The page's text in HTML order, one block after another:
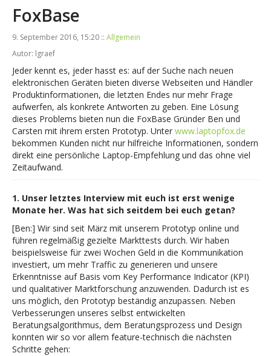
FoxBase
9. September 2016, 15:20 :: Allgemein
Autor: lgraef
Jeder kennt es, jeder hasst es: auf der Suche nach neuen
elektronischen Geräten bieten diverse Webseiten und Händler
Produktinformationen, die letzten Endes nur mehr Frage
aufwerfen, als konkrete Antworten zu geben. Eine Lösung
dieses Problems bieten nun die FoxBase Gründer Ben und
Carsten mit ihrem ersten Prototyp. Unter www.laptopfox.de
bekommen Kunden nicht nur hilfreiche Informationen, sondern
direkt eine persönliche Laptop-Empfehlung und das ohne viel
Zeitaufwand.
1. Unser letztes Interview mit euch ist erst wenige
Monate her. Was hat sich seitdem bei euch getan?
[Ben:] Wir sind seit März mit unserem Prototyp online und
führen regelmäßig gezielte Markttests durch. Wir haben
beispielsweise für zwei Wochen Geld in die Kommunikation
investiert, um mehr Traffic zu generieren und unsere
Erkenntnisse auf Basis vom Key Performance Indicator (KPI)
und qualitativer Marktforschung anzuwenden. Dadurch ist es
uns möglich, den Prototyp beständig anzupassen. Neben
Verbesserungen unseres selbst entwickelten
Beratungsalgorithmus, dem Beratungsprozess und Design
konnten wir so vor allem feature-technisch die nächsten
Schritte gehen: